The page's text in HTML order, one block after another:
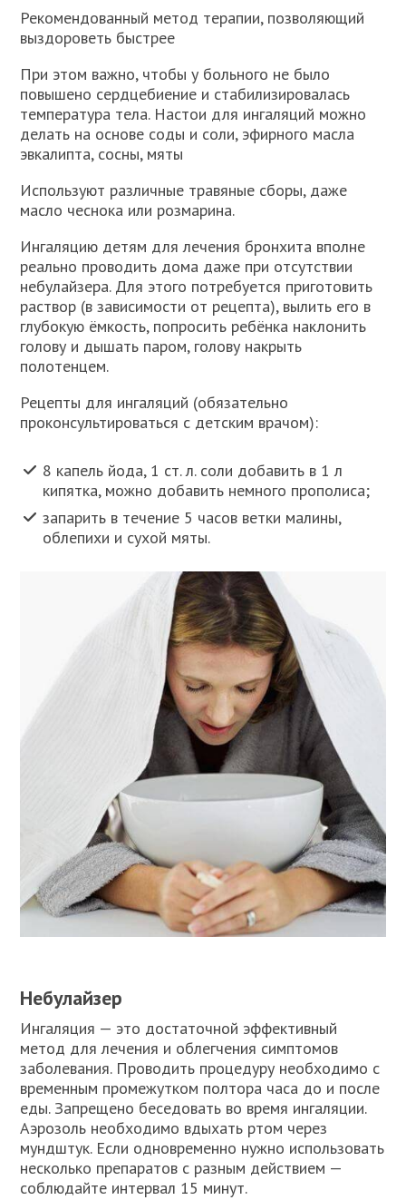
Рекомендованный метод терапии, позволяющий
выздороветь быстрее
При этом важно, чтобы у больного не было
повышено сердцебиение и стабилизировалась
температура тела. Настои для ингаляций можно
делать на основе соды и соли, эфирного масла
эвкалипта, сосны, мяты
Используют различные травяные сборы, даже
масло чеснока или розмарина.
Ингаляцию детям для лечения бронхита вполне
реально проводить дома даже при отсутствии
небулайзера. Для этого потребуется приготовить
раствор (в зависимости от рецепта), вылить его в
глубокую ёмкость, попросить ребёнка наклонить
голову и дышать паром, голову накрыть
полотенцем.
Рецепты для ингаляций (обязательно
проконсультироваться с детским врачом):
8 капель йода, 1 ст. л. соли добавить в 1 л
кипятка, можно добавить немного прополиса;
запарить в течение 5 часов ветки малины,
облепихи и сухой мяты.
Небулайзер
Ингаляция — это достаточной эффективный
метод для лечения и облегчения симптомов
заболевания. Проводить процедуру необходимо с
временным промежутком полтора часа до и после
еды. Запрещено беседовать во время ингаляции.
Аэрозоль необходимо вдыхать ртом через
мундштук. Если одновременно нужно использовать
несколько препаратов с разным действием —
соблюдайте интервал 15 минут.